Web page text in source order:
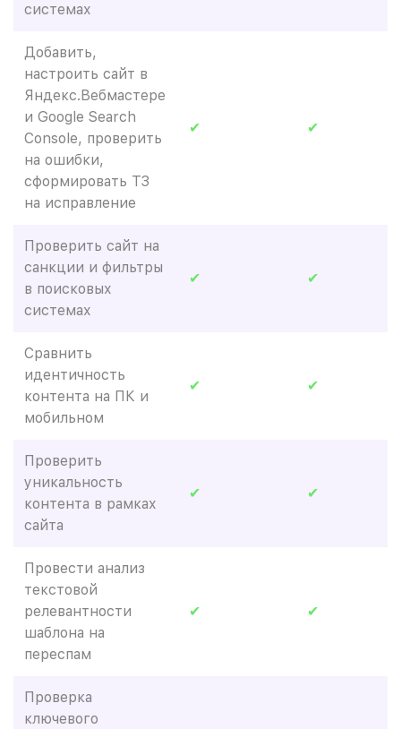
системах
Добавить,
настроить сайт в
Яндекс.Вебмастере
и Google Search
Console, проверить
на ошибки,
сформировать ТЗ
на исправление
✔ ✔
Проверить сайт на
санкции и фильтры
в поисковых
системах
✔ ✔
Сравнить
идентичность
контента на ПК и
мобильном
✔ ✔
Проверить
уникальность
контента в рамках
сайта
✔ ✔
Провести анализ
текстовой
релевантности
шаблона на
переспам
✔ ✔
Проверка
ключевого